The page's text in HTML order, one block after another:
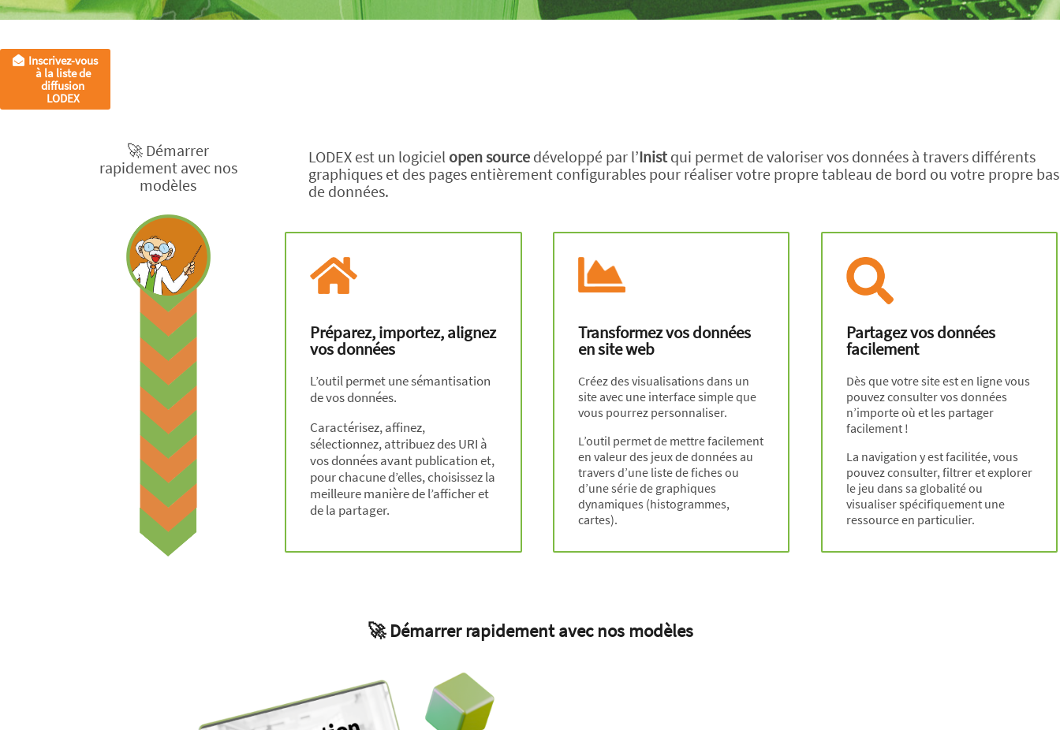
Inscrivez-vous
à la liste de
diffusion
LODEX
🚀 Démarrer
rapidement avec nos
modèles
LODEX est un logiciel open source développé par l’Inist qui permet de valoriser vos données à travers différents
graphiques et des pages entièrement configurables pour réaliser votre propre tableau de bord ou votre propre
de données.
Préparez, importez, alignez
vos données
L’outil permet une sémantisation
de vos données.
Caractérisez, affinez,
sélectionnez, attribuez des URI à
vos données avant publication et,
pour chacune d’elles, choisissez la
meilleure manière de l’afficher et
de la partager.
Transformez vos données
en site web
Créez des visualisations dans un
site avec une interface simple que
vous pourrez personnaliser.
L’outil permet de mettre facilement
en valeur des jeux de données au
travers d’une liste de fiches ou
d’une série de graphiques
dynamiques (histogrammes,
cartes).
Partagez vos données
facilement
Dès que votre site est en ligne vous
pouvez consulter vos données
n’importe où et les partager
facilement !
La navigation y est facilitée, vous
pouvez consulter, filtrer et explorer
le jeu dans sa globalité ou
visualiser spécifiquement une
ressource en particulier.
🚀 Démarrer rapidement avec nos modèles